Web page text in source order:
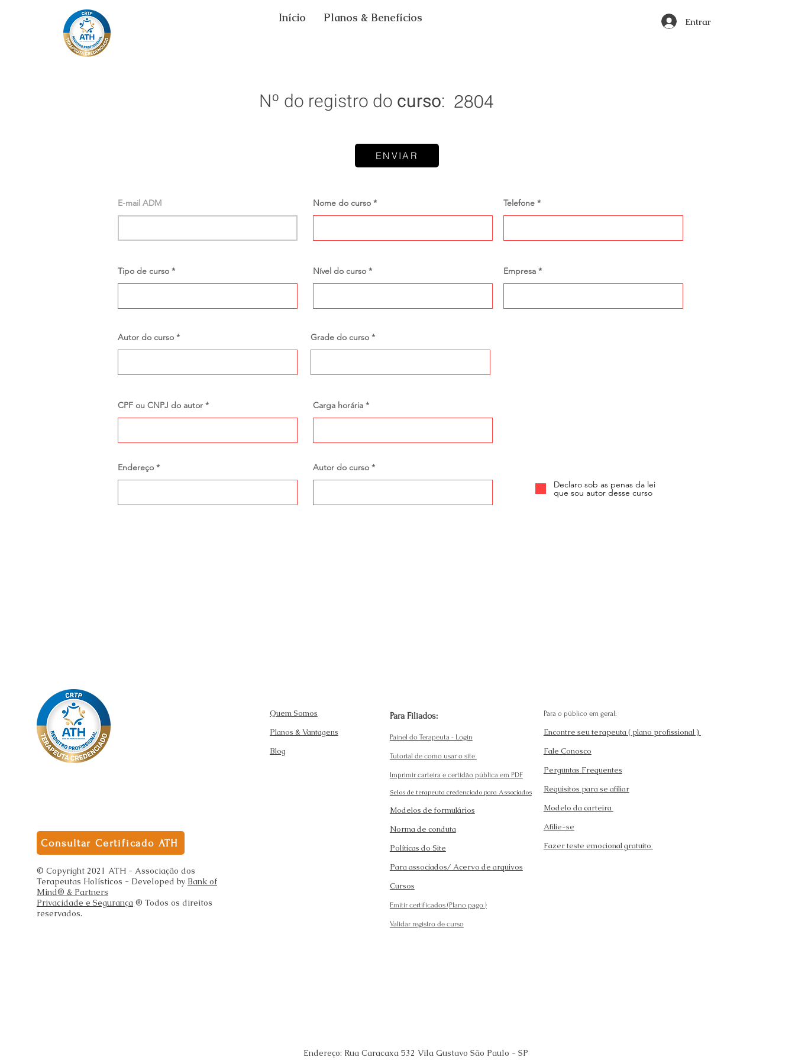
Início Planos & Benefícios Entrar
Nº do registro do curso: 2804
ENVIAR
E-mail ADM Nome do curso Telefone
Tipo de curso Nível do curso Empresa
Autor do curso
CPF ou CNPJ do autor
Grade do curso
Carga horária
Endereço
Autor do curso
Declaro sob as penas da lei
que sou autor desse curso
Consultar Certificado ATH
© Copyright 2021 ATH - Associação dos
Terapeutas Holísticos - Developed by Bank of
Mind® & Partners
Privacidade e Segurança ® Todos os direitos
reservados.
Quem Somos
Planos & Vantagens
Blog
Para Filiados:
Painel do Terapeuta - Login
Tutorial de como usar o site
Imprimir carteira e certidão pública em PDF
Selos de terapeuta credenciado para Associados
Modelos de formulários
Norma de conduta
Políticas do Site
Para associados/ Acervo de arquivos
Cursos
Emitir certificados (Plano pago )
Validar registro de curso
Para o público em geral:
Encontre seu terapeuta ( plano profissional )
Fale Conosco
Perguntas Frequentes
Requisitos para se afiliar
Modelo da carteira
Afilie-se
Fazer teste emocional gratuito
Endereço: Rua Caracaxa 532 Vila Gustavo São Paulo - SP